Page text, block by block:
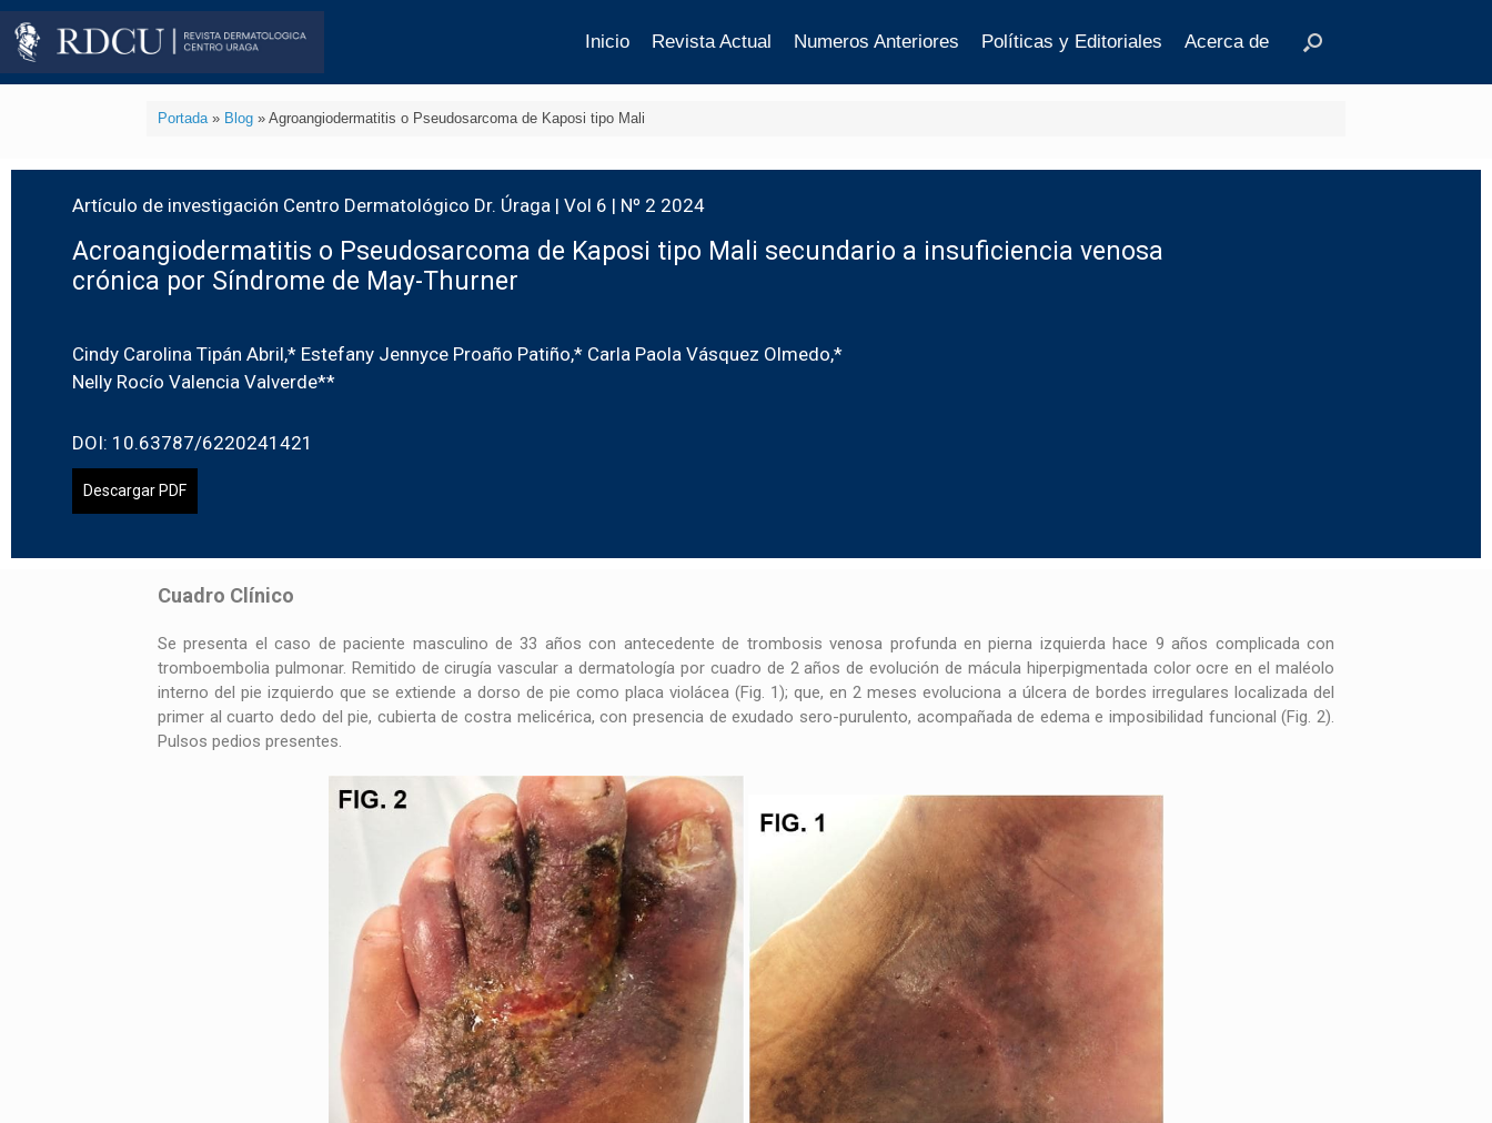
Inicio Revista Actual Numeros Anteriores Políticas y Editoriales Acerca de
Portada» Blog» Agroangiodermatitis o Pseudosarcoma de Kaposi tipo Mali
Artículo de investigación Centro Dermatológico Dr. Úraga | Vol 6 | Nº 2 2024
Acroangiodermatitis o Pseudosarcoma de Kaposi tipo Mali secundario a insuficiencia venosa
crónica por Síndrome de May-Thurner
Cindy Carolina Tipán Abril,* Estefany Jennyce Proaño Patiño,* Carla Paola Vásquez Olmedo,*
Nelly Rocío Valencia Valverde**
DOI: 10.63787/6220241421
Descargar PDF
Cuadro Clínico
Se presenta el caso de paciente masculino de 33 años con antecedente de trombosis venosa profunda en pierna izquierda hace 9 años complicada con
tromboembolia pulmonar. Remitido de cirugía vascular a dermatología por cuadro de 2 años de evolución de mácula hiperpigmentada color ocre en el maléolo
interno del pie izquierdo que se extiende a dorso de pie como placa violácea (Fig. 1); que, en 2 meses evoluciona a úlcera de bordes irregulares localizada del
primer al cuarto dedo del pie, cubierta de costra melicérica, con presencia de exudado sero-purulento, acompañada de edema e imposibilidad funcional (Fig. 2).
Pulsos pedios presentes.